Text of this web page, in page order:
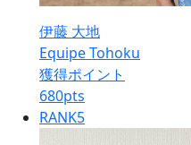
伊藤 大地
Equipe Tohoku
獲得ポイント
680pts
RANK5